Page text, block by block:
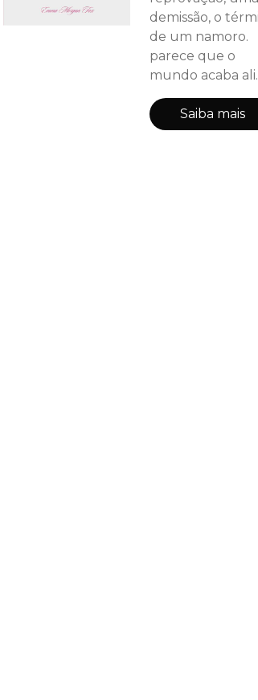
demissão, o
de um namoro.
parece que o
mundo acaba ali
mesmo, porque
geralmente
acreditamos
Saiba mais